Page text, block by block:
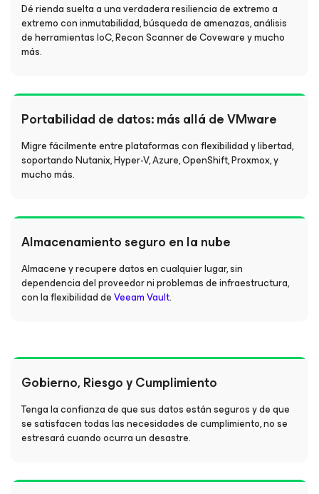
Dé rienda suelta a una verdadera resiliencia de extremo a
extremo con inmutabilidad, búsqueda de amenazas, análisis
de herramientas IoC, Recon Scanner de Coveware y mucho
más.
Portabilidad de datos: más allá de VMware
Migre fácilmente entre plataformas con flexibilidad y libertad,
soportando Nutanix, Hyper-V, Azure, OpenShift, Proxmox, y
mucho más.
Almacenamiento seguro en la nube
Almacene y recupere datos en cualquier lugar, sin
dependencia del proveedor ni problemas de infraestructura,
con la flexibilidad deVeeam Vault.
Gobierno, Riesgo y Cumplimiento
Tenga la confianza de que sus datos están seguros y de que
se satisfacen todas las necesidades de cumplimiento, no se
estresará cuando ocurra un desastre.